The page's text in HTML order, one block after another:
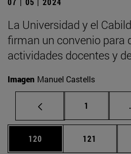
La Universidad y el
firman un convenio para
actividades docentes y
Imagen Manuel Castells
Página
1
Página
120 Página
121